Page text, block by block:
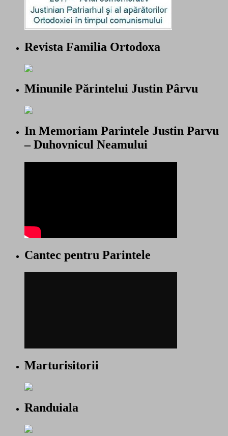
Revista Familia Ortodoxa
Minunile Părintelui Justin Pârvu
In Memoriam Parintele Justin Parvu
– Duhovnicul Neamului
Cantec pentru Parintele
Marturisitorii
Randuiala